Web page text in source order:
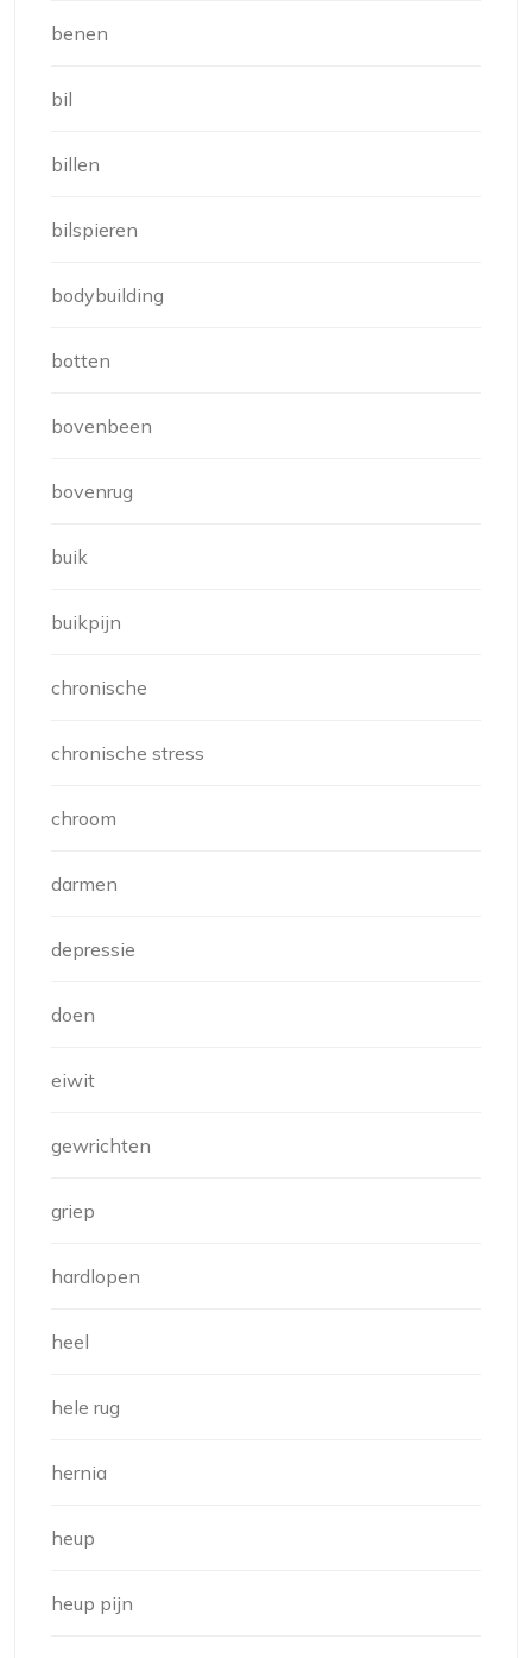
benen
bil
billen
bilspieren
bodybuilding
botten
bovenbeen
bovenrug
buik
buikpijn
chronische
chronische stress
chroom
darmen
depressie
doen
eiwit
gewrichten
griep
hardlopen
heel
hele rug
hernia
heup
heup pijn